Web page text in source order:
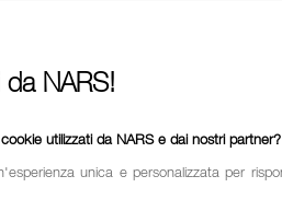
Un
formula
da NARS!
utilizzati da NARS e dai nostri partner?
unica e personalizzata per